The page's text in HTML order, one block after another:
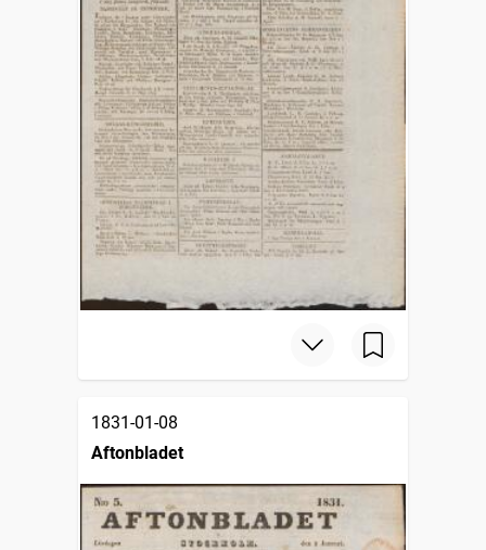
1831-01-08
Aftonbladet